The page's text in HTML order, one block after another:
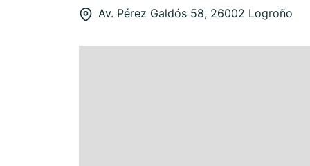
Av. Pérez Galdós 58, 26002 Logroño